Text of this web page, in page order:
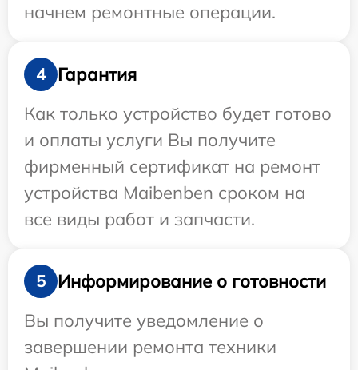
начнем ремонтные операции.
4
Гарантия
Как только устройство будет готово
и оплаты услуги Вы получите
фирменный сертификат на ремонт
устройства Maibenben сроком на
все виды работ и запчасти.
5
Информирование о готовности
Вы получите уведомление о
завершении ремонта техники